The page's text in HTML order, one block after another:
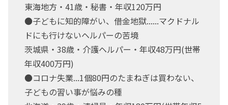
東海地方・41歳・秘書・年収120万円
●子どもに知的障がい、借金地獄......マクドナル
ドにも行けないヘルパーの苦境
茨城県・38歳・介護ヘルパー・年収48万円(世帯
年収400万円)
●コロナ失業...1個80円のたまねぎは買わない、
子どもの習い事が悩みの種